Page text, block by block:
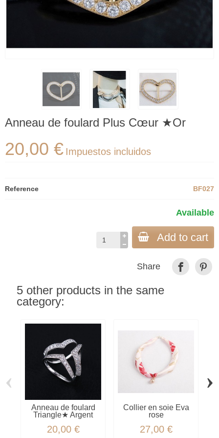
Anneau de foulard Plus Cœur ★Or
20,00 € Impuestos incluidos
Reference BF027
Available
Add to cart
Share
5 other products in the same
category:
Anneau de foulard
Triangle★ Argent
20,00 €
Collier en soie Eva
rose
27,00 €
‹ ›